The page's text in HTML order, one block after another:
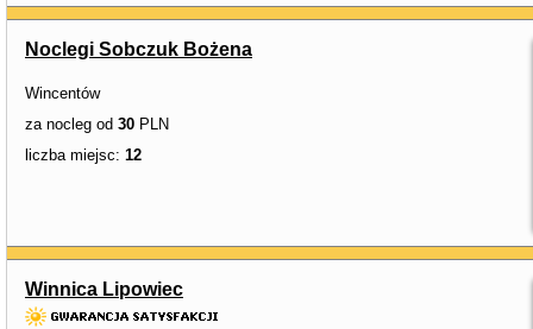
Noclegi Sobczuk Bożena
Wincentów
za nocleg od 30 PLN
liczba miejsc: 12
Winnica Lipowiec